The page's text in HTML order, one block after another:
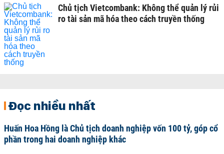
Chủ tịch Vietcombank: Không thể quản lý rủi
ro tài sản mã hóa theo cách truyền thống
Đọc nhiều nhất
Huấn Hoa Hồng là Chủ tịch doanh nghiệp vốn 100 tỷ, góp cổ
phần trong hai doanh nghiệp khác